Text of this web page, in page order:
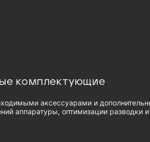
комплектующие
аксессуарами и
аппаратуры, оптимизации разводки